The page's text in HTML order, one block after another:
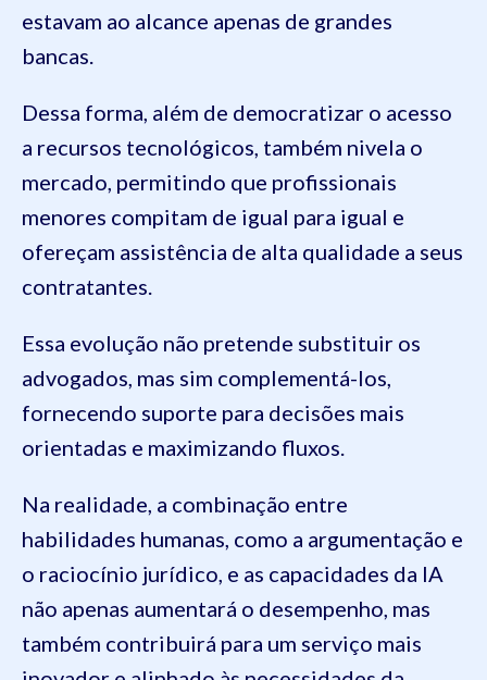
estavam ao alcance apenas de grandes
bancas.
Dessa forma, além de democratizar o acesso
a recursos tecnológicos, também nivela o
mercado, permitindo que profissionais
menores compitam de igual para igual e
ofereçam assistência de alta qualidade a seus
contratantes.
Essa evolução não pretende substituir os
advogados, mas sim complementá-los,
fornecendo suporte para decisões mais
orientadas e maximizando fluxos.
Na realidade, a combinação entre
habilidades humanas, como a argumentação e
o raciocínio jurídico, e as capacidades da IA
não apenas aumentará o desempenho, mas
também contribuirá para um serviço mais